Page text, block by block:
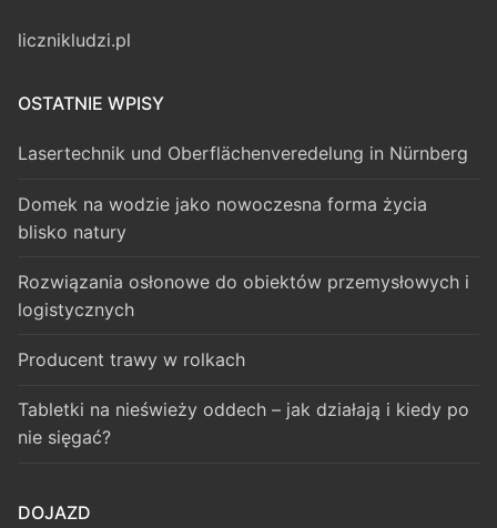
licznikludzi.pl
OSTATNIE WPISY
Lasertechnik und Oberflächenveredelung in Nürnberg
Domek na wodzie jako nowoczesna forma życia
blisko natury
Rozwiązania osłonowe do obiektów przemysłowych i
logistycznych
Producent trawy w rolkach
Tabletki na nieświeży oddech – jak działają i kiedy po
nie sięgać?
DOJAZD